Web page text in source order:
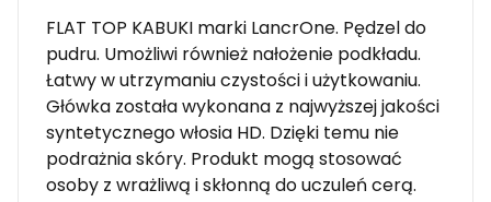
FLAT TOP KABUKI marki LancrOne. Pędzel do
pudru. Umożliwi również nałożenie podkładu.
Łatwy w utrzymaniu czystości i użytkowaniu.
Główka została wykonana z najwyższej jakości
syntetycznego włosia HD. Dzięki temu nie
podrażnia skóry. Produkt mogą stosować
osoby z wrażliwą i skłonną do uczuleń cerą.